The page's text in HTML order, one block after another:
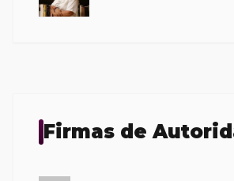
Firmas de